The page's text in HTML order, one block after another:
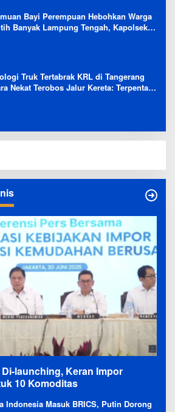
Bayi Perempuan Hebohkan Warga
Banyak Lampung Tengah, Kapolsek:
Truk Tertabrak KRL di Tangerang
Nekat Terobos Jalur Kereta: Terpental,
launching, Keran Impor
10 Komoditas
Indonesia Masuk BRICS, Putin Dorong